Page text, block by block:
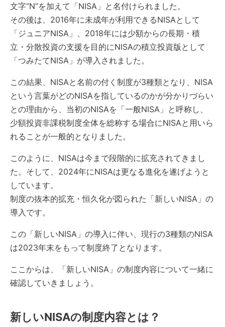
文字“N”を加えて「NISA」と名付けられました。
その後は、2016年に未成年が利用できるNISAとして
「ジュニアNISA」、2018年には少額からの長期・積
立・分散投資の支援を目的にNISAの積立投資版として
「つみたてNISA」が導入されました。
この結果、NISAと名前の付く制度が3種類となり、NISA
という言葉がどのNISAを指しているのかが分かりづらい
との理由から、当初のNISAを「一般NISA」と呼称し、
少額投資非課税制度全体を総称する場合にNISAと用いら
れることが一般的となりました。
このように、NISAは今まで段階的に拡充されてきまし
た。そして、2024年にNISAは更なる進化を遂げようと
しています。
制度の抜本的拡充・恒久化が図られた「新しいNISA」の
導入です。
この「新しいNISA」の導入に伴い、現行の3種類のNISA
は2023年末をもって制度終了となります。
ここからは、「新しいNISA」の制度内容について一緒に
確認していきましょう。
新しいNISAの制度内容とは？